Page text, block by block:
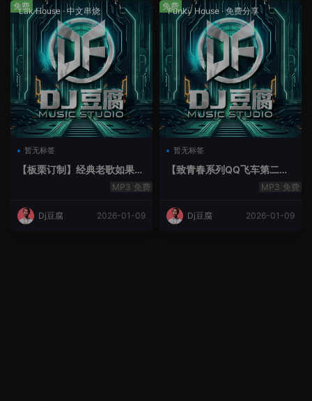
Lak House · 中文串烧
暂无标签
【板栗订制】经典老歌如果最
后不是你House Lak串烧弹免费
Dj豆腐 2026-01-09
免费 Funky House ·免费分享
暂无标签
【致青春系列QQ飞车第二季
免费
Dj豆腐 2026-01-09
免费